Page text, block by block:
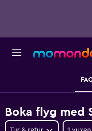
Boka flyg med